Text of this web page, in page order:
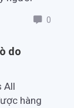
dẫn
0
do
All
hàng